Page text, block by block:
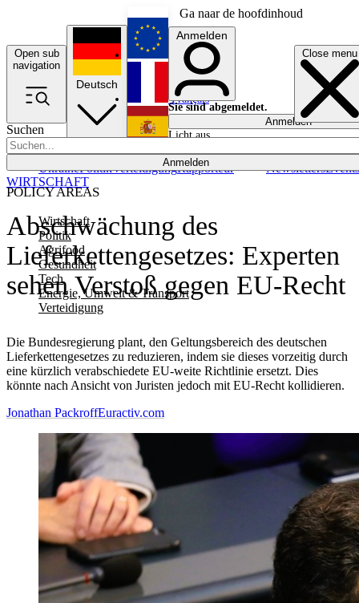
Ga naar de hoofdinhoud
Open sub
navigation
Close menu
Suchen
Anmelden
POLICY AREAS
Wirtschaft
Politik
Agrifood
Gesundheit
Tech
Energie, Umwelt & Transport
Verteidigung
UkrainePolitikVerteidigungRapporteur NewslettersEvents
Deutsch
English
Français
Anmelden
Sie sind abgemeldet.
Anmelden
Licht aus
Abschwächung des
Lieferkettengesetzes: Experten
sehen Verstoß gegen EU-Recht
Die Bundesregierung plant, den Geltungsbereich des deutschen
Lieferkettengesetzes zu reduzieren, indem sie dieses vorzeitig durch
eine kürzlich verabschiedete EU-weite Richtlinie ersetzt. Dies
könnte nach Ansicht von Juristen jedoch mit EU-Recht kollidieren.
WIRTSCHAFT
Jonathan PackroffEuractiv.com